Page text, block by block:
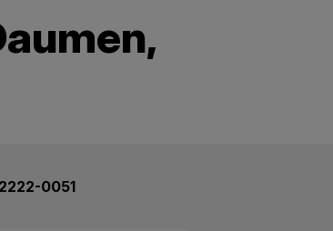
2222-0051